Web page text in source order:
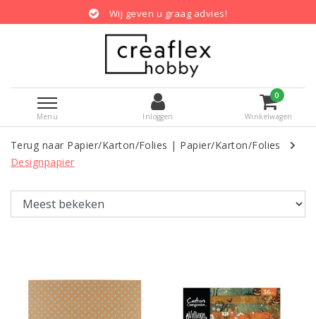
Menu Inloggen
0
Winkelwagen
Terug naar Papier/Karton/Folies | Papier/Karton/Folies
Designpapier